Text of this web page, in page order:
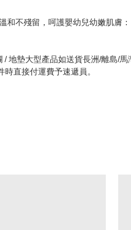
不殘留，呵護嬰幼兒幼嫩肌膚：
地墊大型產品如送貨長洲/離島/
直接付運費予速遞員。